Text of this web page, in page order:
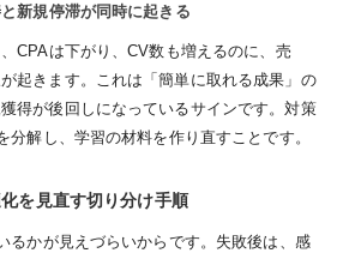
新規停滞が同時に起きる
CPAは下がり、CV数も増えるのに、売
起きます。これは「簡単に取れる成果」の
得が後回しになっているサインです。対策
分解し、学習の材料を作り直すことです。
を見直す切り分け手順
るかが見えづらいからです。失敗後は、感